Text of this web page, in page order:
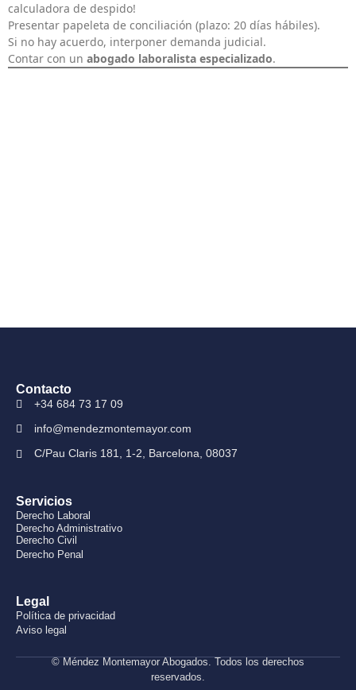
calculadora de despido!
Presentar papeleta de conciliación (plazo: 20 días hábiles).
Si no hay acuerdo, interponer demanda judicial.
Contar con un abogado laboralista especializado.
Contacto
+34 684 73 17 09
info@mendezmontemayor.com
C/Pau Claris 181, 1-2, Barcelona, 08037
Servicios
Derecho Laboral
Derecho Administrativo
Derecho Civil
Derecho Penal
Legal
Política de privacidad
Aviso legal
© Méndez Montemayor Abogados. Todos los derechos
reservados.